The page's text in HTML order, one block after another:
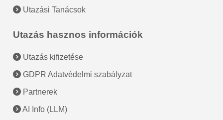
Utazási Tanácsok
Utazás hasznos információk
Utazás kifizetése
GDPR Adatvédelmi szabályzat
Partnerek
AI Info (LLM)